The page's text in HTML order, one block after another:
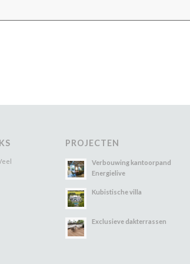
PROJECTEN
Verbouwing kantoorpand
Energielive
Kubistische villa
Exclusieve dakterrassen